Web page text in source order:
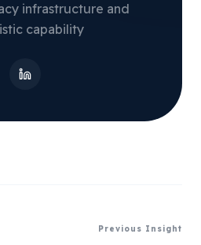
infrastructure and
capability.
Previous Insight